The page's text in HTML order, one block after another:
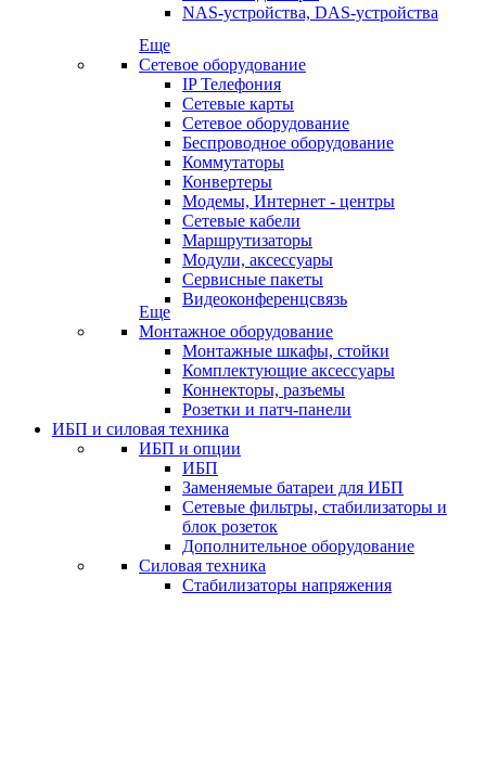
NAS-устройства, DAS-устройства
Еще
Сетевое оборудование
IP Телефония
Сетевые карты
Сетевое оборудование
Беспроводное оборудование
Коммутаторы
Конвертеры
Модемы, Интернет - центры
Сетевые кабели
Маршрутизаторы
Модули, аксессуары
Сервисные пакеты
Видеоконференцсвязь
Еще
Монтажное оборудование
Монтажные шкафы, стойки
Комплектующие аксессуары
Коннекторы, разъемы
Розетки и патч-панели
ИБП и силовая техника
ИБП и опции
ИБП
Заменяемые батареи для ИБП
Сетевые фильтры, стабилизаторы и
блок розеток
Дополнительное оборудование
Силовая техника
Стабилизаторы напряжения